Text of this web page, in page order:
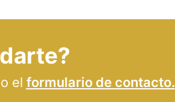
el formulario de contacto.